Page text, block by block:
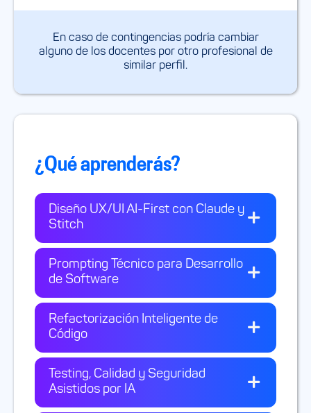
En caso de contingencias podría cambiar
alguno de los docentes por otro profesional de
similar perfil.
¿Qué aprenderás?
Diseño UX/UI AI-First con Claude y
Stitch
Prompting Técnico para Desarrollo
de Software
Refactorización Inteligente de
Código
Testing, Calidad y Seguridad
Asistidos por IA